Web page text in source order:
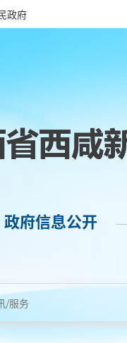
政府
政府信息公开